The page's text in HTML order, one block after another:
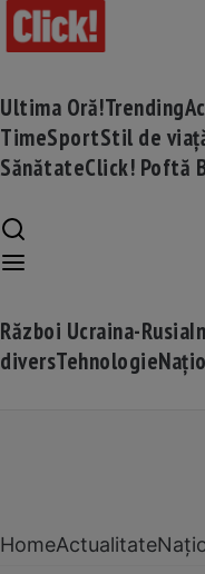
Ultima Oră!Trending
TimeSportStil de
SănătateClick! Poftă
Război Ucraina-Rusia
diversTehnologie
HomeActualitate